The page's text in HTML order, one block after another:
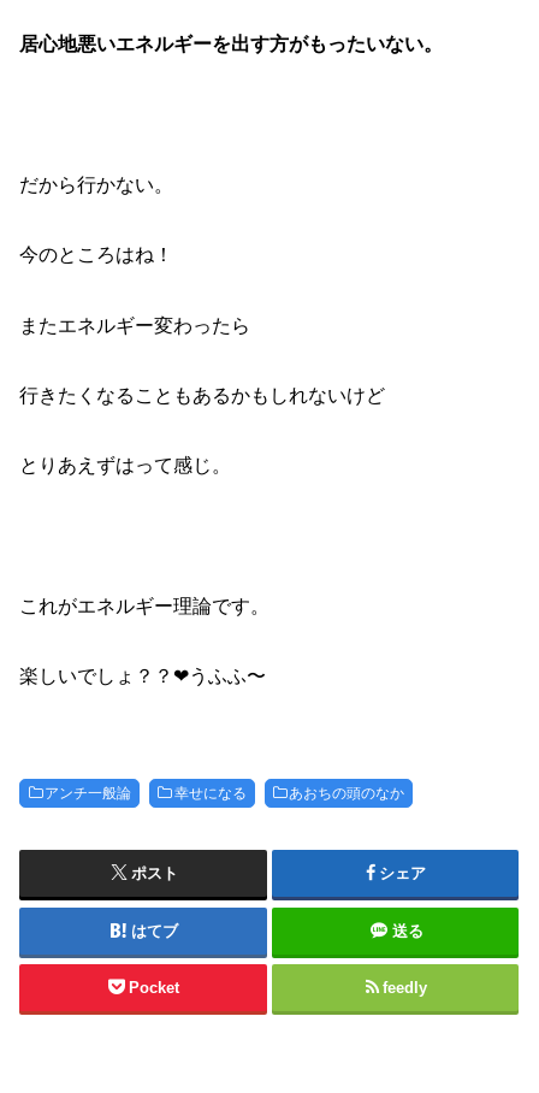
居心地悪いエネルギーを出す方がもったいない。
だから行かない。
今のところはね！
またエネルギー変わったら
行きたくなることもあるかもしれないけど
とりあえずはって感じ。
これがエネルギー理論です。
楽しいでしょ？？❤︎うふふ〜
アンチ一般論 幸せになる あおちの頭のなか
ポスト シェア
はてブ 送る
Pocket feedly